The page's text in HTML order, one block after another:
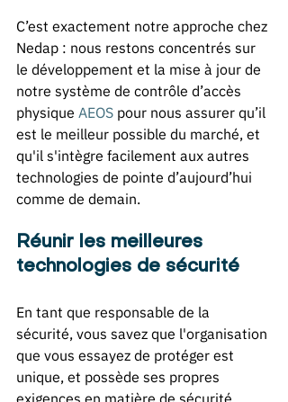
C’est exactement notre approche chez
Nedap : nous restons concentrés sur
le développement et la mise à jour de
notre système de contrôle d’accès
physique AEOS pour nous assurer qu’il
est le meilleur possible du marché, et
qu'il s'intègre facilement aux autres
technologies de pointe d’aujourd’hui
comme de demain.
Réunir les meilleures
technologies de sécurité
En tant que responsable de la
sécurité, vous savez que l'organisation
que vous essayez de protéger est
unique, et possède ses propres
exigences en matière de sécurité.